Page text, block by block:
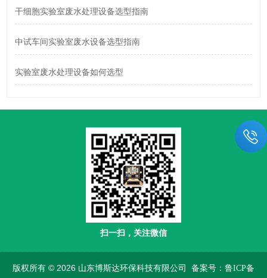
干细胞实验室废水处理设备选型指南
中试车间实验室废水设备选型指南
实验室废水处理设备如何选型
扫一扫，关注微信
版权所有 © 2026 山东博斯达环保科技有限公司 备案号：鲁ICP备